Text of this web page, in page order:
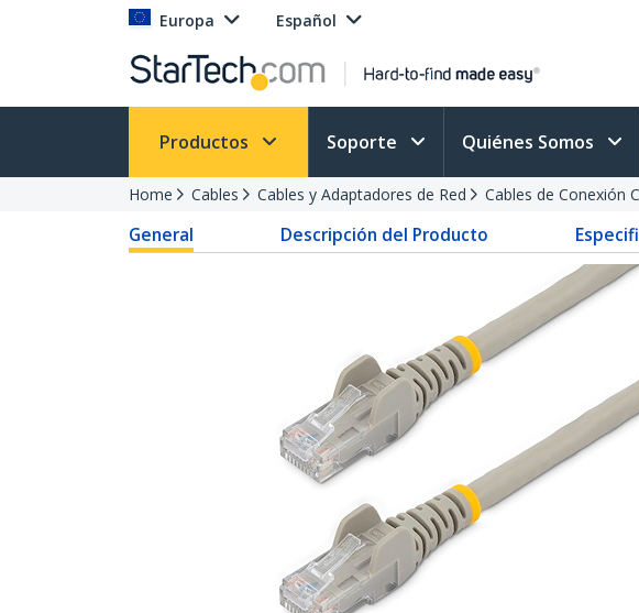
Europa Español
Productos Soporte Quiénes Somos
Home Cables Cables y Adaptadores de Red Cables de Conexión
General Descripción del Producto